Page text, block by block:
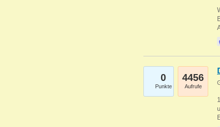
0
Punkte
4456
Aufrufe